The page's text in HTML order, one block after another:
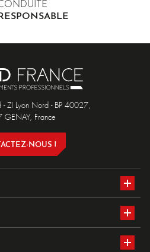
- ZI Lyon Nord - BP 40027,
France
NOUS !